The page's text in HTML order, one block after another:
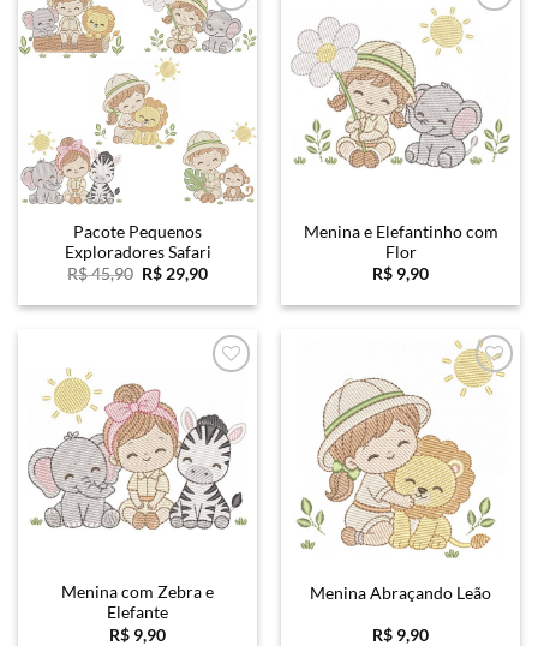
Favoritar
Pacote Pequenos
Exploradores Safari
R$45,90 O
original
R$ 29,90O
atual
R$ 29,90.
Favoritar
Menina e Elefantinho com
Flor
R$ 9,90
Menina com Zebra e
Elefante
R$ 9,90
Favoritar
Menina Abraçando Leão
R$ 9,90